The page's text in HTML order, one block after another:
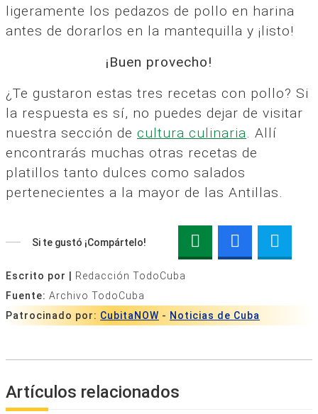
ligeramente los pedazos de pollo en harina
antes de dorarlos en la mantequilla y ¡listo!
¡Buen provecho!
¿Te gustaron estas tres recetas con pollo? Si
la respuesta es sí, no puedes dejar de visitar
nuestra sección de cultura culinaria. Allí
encontrarás muchas otras recetas de
platillos tanto dulces como salados
pertenecientes a la mayor de las Antillas.
Si te gustó ¡Compártelo!
Escrito por |
Redacción TodoCuba
Fuente: Archivo TodoCuba
Patrocinado por: CubitaNOW - Noticias de Cuba
Artículos relacionados